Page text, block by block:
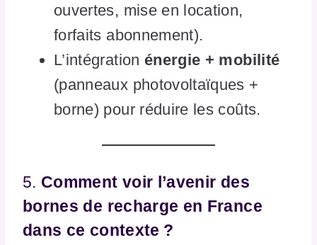
ouvertes, mise en location,
forfaits abonnement).
L’intégration énergie + mobilité
(panneaux photovoltaïques +
borne) pour réduire les coûts.
5. Comment voir l’avenir des
bornes de recharge en France
dans ce contexte ?